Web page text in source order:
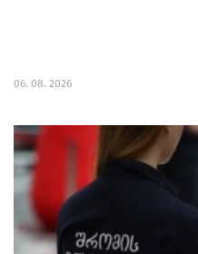
06. 08. 2026